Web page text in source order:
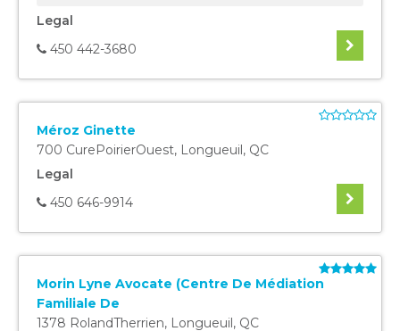
Legal
450 442-3680
Méroz Ginette
700 CurePoirierOuest, Longueuil, QC
Legal
450 646-9914
Morin Lyne Avocate (Centre De Médiation
Familiale De
1378 RolandTherrien, Longueuil, QC